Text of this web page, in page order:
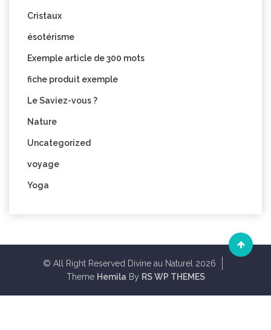
Cristaux
ésotérisme
Exemple article de 300 mots
fiche produit exemple
Le Saviez-vous ?
Nature
Uncategorized
voyage
Yoga
© All Right Reserved Divine au Naturel 2026
Theme Hemila By RS WP THEMES